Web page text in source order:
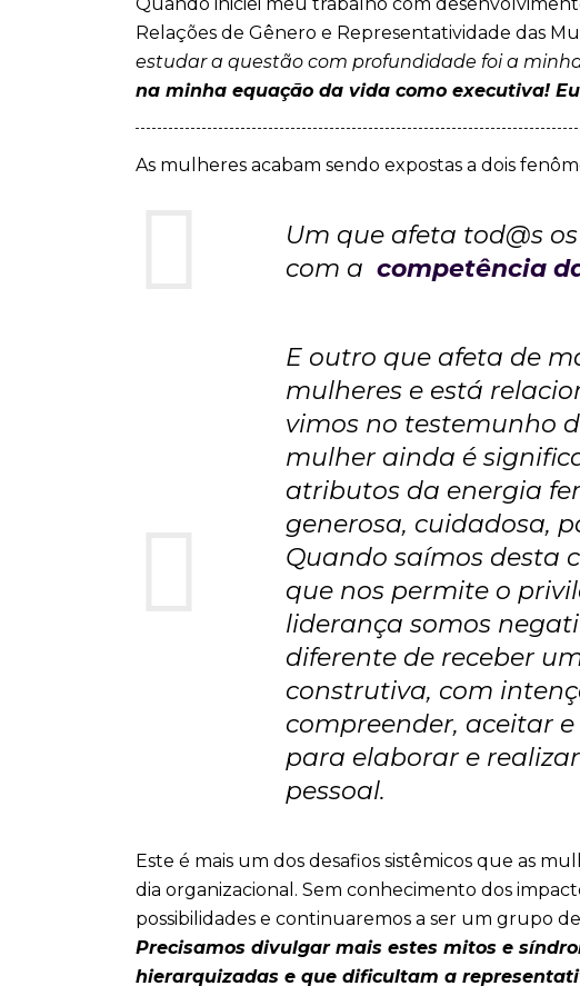
Relações de Gênero e Representatividade das
estudar a questão com profundidade foi a
na minha equação da vida como executiva!
As mulheres acabam sendo expostas a dois
Um que afeta tod@s
com a competência
E outro que afeta de
mulheres e está
vimos no testemunho
mulher ainda é
atributos da energia
generosa, cuidadosa,
Quando saímos desta
que nos permite o
liderança somos
diferente de receber
construtiva, com
compreender, aceitar
para elaborar e
pessoal.
Este é mais um dos desafios sistêmicos que as
dia organizacional. Sem conhecimento dos
possibilidades e continuaremos a ser um grupo
Precisamos divulgar mais estes mitos e
hierarquizadas e que dificultam a